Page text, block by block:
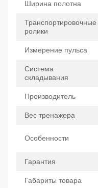
Ширина полотна
Транспортировочные
ролики
Измерение пульса
Система
складывания
Производитель
Вес тренажера
Особенности
Гарантия
Габариты товара